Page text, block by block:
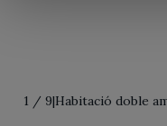
1 / 9|Habitació doble